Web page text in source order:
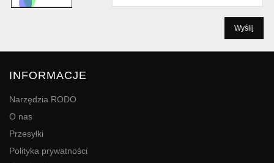
INFORMACJE
Narzędzia RODO
O nas
Przesyłki
Polityka prywatności